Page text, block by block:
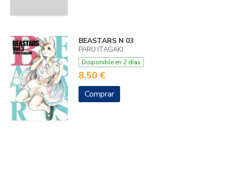
BEASTARS N 03
PARU ITAGAKI
Disponible en 2 días
8,50 €
Comprar